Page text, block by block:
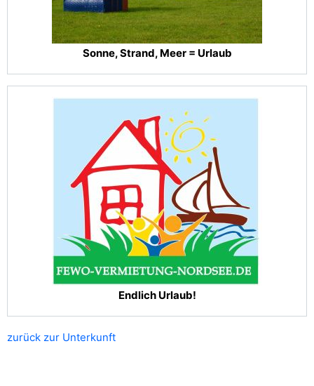
Sonne, Strand, Meer = Urlaub
Endlich Urlaub!
zurück zur Unterkunft